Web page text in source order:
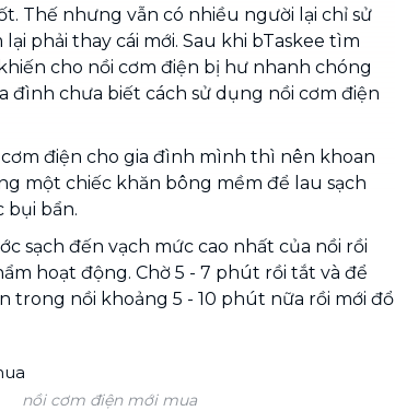
Thế nhưng vẫn có nhiều người lại chỉ sử
phải thay cái mới. Sau khi bTaskee tìm
cho nồi cơm điện bị hư nhanh chóng
đình chưa biết cách sử dụng nồi cơm điện
cơm điện cho gia đình mình thì nên khoan
một chiếc khăn bông mềm để lau sạch
bụi bẩn.
sạch đến vạch mức cao nhất của nồi rồi
hoạt động. Chờ 5 - 7 phút rồi tắt và để
trong nồi khoảng 5 - 10 phút nữa rồi mới đổ
nồi cơm điện mới mua